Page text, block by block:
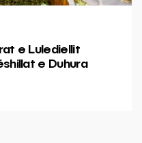
e Lulediellit
e Duhura